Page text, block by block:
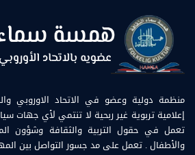
منظمة دولية وعضو في الاتحاد الاوروبي
إعلامية تربوية غير ربحية لا تنتمي لأي جهات
تعمل في حقول التربية والثقافة وشؤون
والأطفال . تعمل على مد جسور التواصل بين